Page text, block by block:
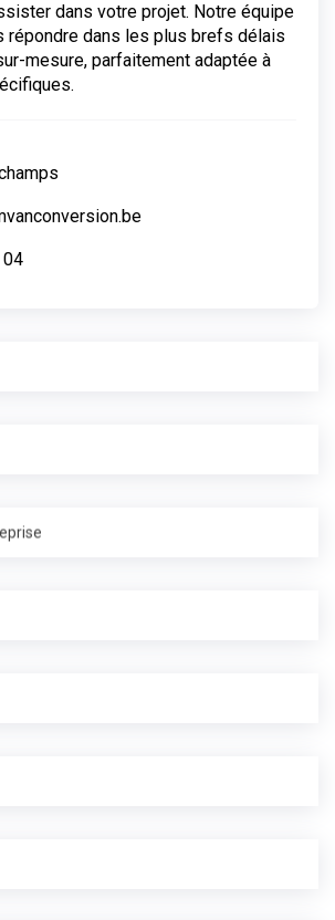
dans votre projet. Notre équipe
répondre dans les plus brefs délais
mesure, parfaitement adaptée à
04